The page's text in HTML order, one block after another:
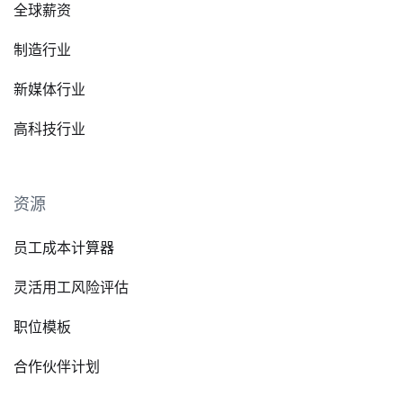
全球薪资
制造行业
新媒体行业
高科技行业
资源
员工成本计算器
灵活用工风险评估
职位模板
合作伙伴计划